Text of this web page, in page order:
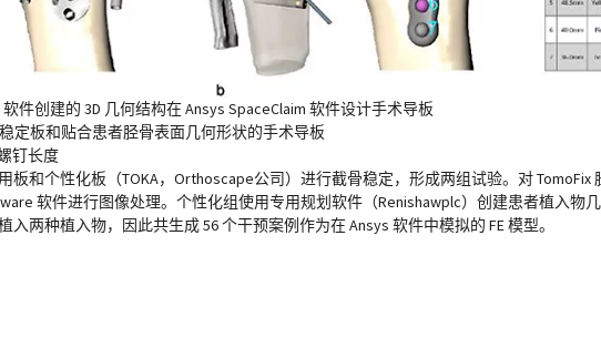
件创建的 3D 几何结构在 Ansys SpaceClaim 软件设计手术导板
稳定板和贴合患者胫骨表面几何形状的手术导板
钉长度
和个性化板（TOKA，Orthoscape公司）进行截骨稳定，形成两组试验。对 TomoFix
软件进行图像处理。个性化组使用专用规划软件（Renishawplc）创建患者植入物
两种植入物，因此共生成 56 个干预案例作为在 Ansys 软件中模拟的 FE 模型。